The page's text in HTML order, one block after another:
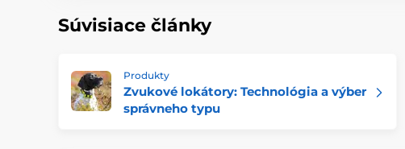
Súvisiace články
Produkty
Zvukové lokátory: Technológia a výber
správneho typu